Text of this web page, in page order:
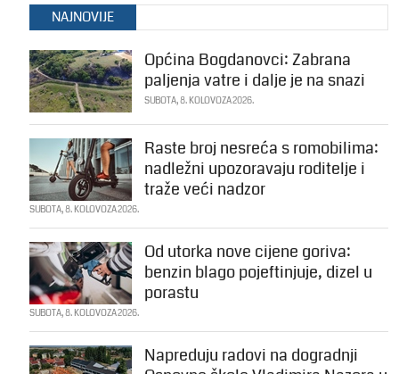
NAJNOVIJE
Općina Bogdanovci: Zabrana
paljenja vatre i dalje je na snazi
SUBOTA, 8. KOLOVOZA 2026.
Raste broj nesreća s romobilima:
nadležni upozoravaju roditelje i
traže veći nadzor
SUBOTA, 8. KOLOVOZA 2026.
Od utorka nove cijene goriva:
benzin blago pojeftinjuje, dizel u
porastu
SUBOTA, 8. KOLOVOZA 2026.
Napreduju radovi na dogradnji